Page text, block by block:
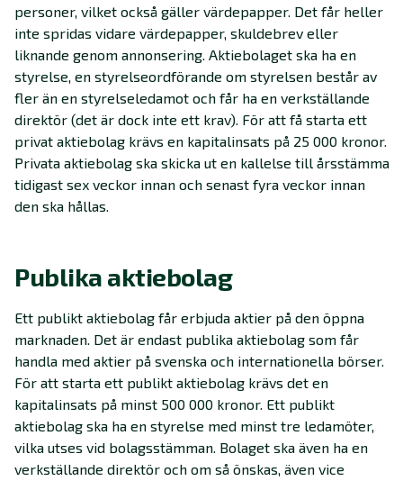
personer, vilket också gäller värdepapper. Det får heller
inte spridas vidare värdepapper, skuldebrev eller
liknande genom annonsering. Aktiebolaget ska ha en
styrelse, en styrelseordförande om styrelsen består av
fler än en styrelseledamot och får ha en verkställande
direktör (det är dock inte ett krav). För att få starta ett
privat aktiebolag krävs en kapitalinsats på 25 000 kronor.
Privata aktiebolag ska skicka ut en kallelse till årsstämma
tidigast sex veckor innan och senast fyra veckor innan
den ska hållas.
Publika aktiebolag
Ett publikt aktiebolag får erbjuda aktier på den öppna
marknaden. Det är endast publika aktiebolag som får
handla med aktier på svenska och internationella börser.
För att starta ett publikt aktiebolag krävs det en
kapitalinsats på minst 500 000 kronor. Ett publikt
aktiebolag ska ha en styrelse med minst tre ledamöter,
vilka utses vid bolagsstämman. Bolaget ska även ha en
verkställande direktör och om så önskas, även vice